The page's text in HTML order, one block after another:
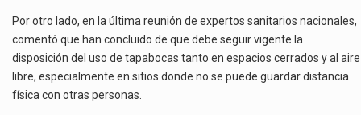
Por otro lado, en la última reunión de expertos sanitarios nacionales,
comentó que han concluido de que debe seguir vigente la
disposición del uso de tapabocas tanto en espacios cerrados y al aire
libre, especialmente en sitios donde no se puede guardar distancia
física con otras personas.